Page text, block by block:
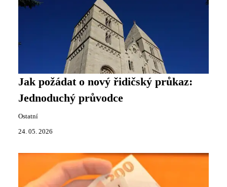
Jak požádat o nový řidičský průkaz:
Jednoduchý průvodce
Ostatní
24. 05. 2026